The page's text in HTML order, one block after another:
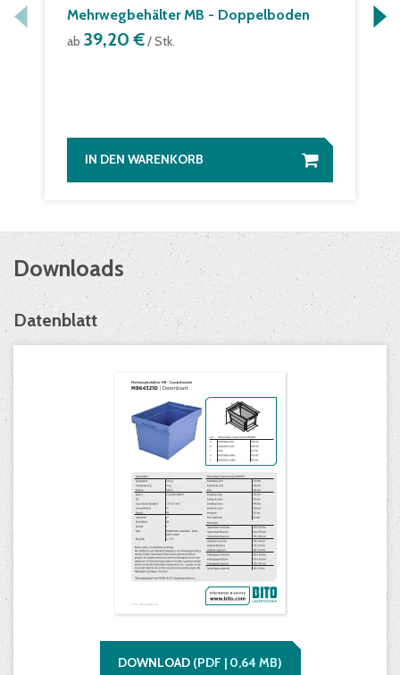
Mehrwegbehälter MB - Doppelboden
ab 39,20 €/ Stk.
IN DEN WARENKORB
Downloads
Datenblatt
DOWNLOAD (PDF | 0,64 MB)